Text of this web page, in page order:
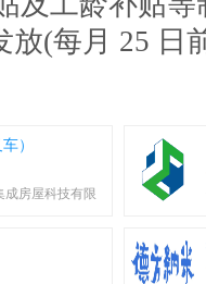
放(每月 25 日
）
成房屋科技有限